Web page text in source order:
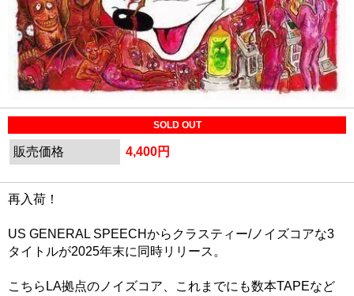
SOLD OUT
販売価格 4,400円
再入荷！
US GENERAL SPEECHからクラスティー/ノイズコアな3
タイトルが2025年末に同時リリース。
こちらLA拠点のノイズコア、これまでにも数本TAPEなど